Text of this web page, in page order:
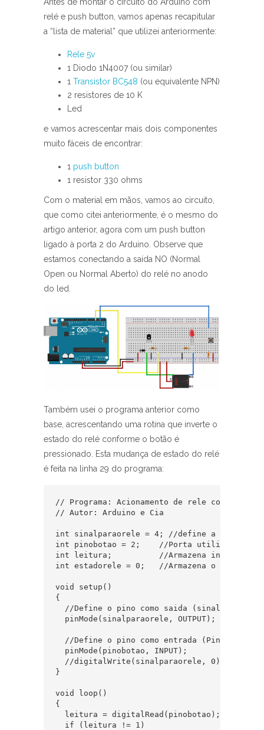
relé e push button, vamos apenas recapitular
a “lista de material” que utilizei anteriormente:
Rele 5v
1 Diodo 1N4007 (ou similar)
1 Transistor BC548 (ou equivalente NPN)
2 resistores de 10 K
Led
e vamos acrescentar mais dois componentes
muito fáceis de encontrar:
1 push button
1 resistor 330 ohms
Com o material em mãos, vamos ao circuito,
que como citei anteriormente, é o mesmo do
artigo anterior, agora com um push button
ligado à porta 2 do Arduino. Observe que
estamos conectando a saída NO (Normal
Open ou Normal Aberto) do relé no anodo
do led.
Também usei o programa anterior como
base, acrescentando uma rotina que inverte o
estado do relé conforme o botão é
pressionado. Esta mudança de estado do relé
é feita na linha 29 do programa:
// Programa: Acionamento de rele com push
// Autor: Arduino e Cia
int sinalparaorele = 4; //define a porta
int pinobotao = 2;    //Porta utilizada para
int leitura;          //Armazena informações
int estadorele = 0;   //Armazena o estado
void setup()
{
//Define o pino como saida (sinal para o
  pinMode(sinalparaorele, OUTPUT);
//Define o pino como entrada (Pino do
  pinMode(pinobotao, INPUT);
  //digitalWrite(sinalparaorele, 0);
}
void loop()
{
  leitura = digitalRead(pinobotao);
  if (leitura != 1)